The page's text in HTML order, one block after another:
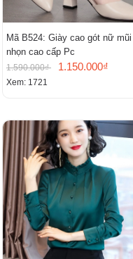
Mã B524: Giày cao gót nữ mũi
nhọn cao cấp Pc
1.590.000₫ 1.150.000₫
Xem: 1721